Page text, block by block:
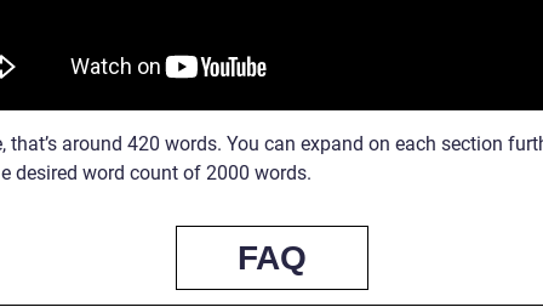
that’s around 420 words. You can expand on each section
desired word count of 2000 words.
FAQ